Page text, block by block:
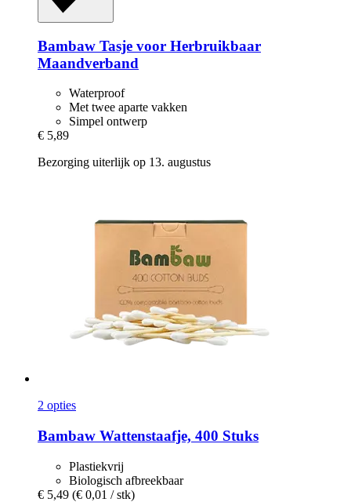
Bambaw Tasje voor Herbruikbaar
Maandverband
Waterproof
Met twee aparte vakken
Simpel ontwerp
€ 5,89
Bezorging uiterlijk op 13. augustus
2 opties
Bambaw Wattenstaafje, 400 Stuks
Plastiekvrij
Biologisch afbreekbaar
€ 5,49 (€ 0,01 / stk)